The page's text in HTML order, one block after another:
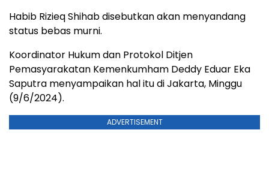
Habib Rizieq Shihab disebutkan akan menyandang
status bebas murni.
Koordinator Hukum dan Protokol Ditjen
Pemasyarakatan Kemenkumham Deddy Eduar Eka
Saputra menyampaikan hal itu di Jakarta, Minggu
(9/6/2024).
ADVERTISEMENT